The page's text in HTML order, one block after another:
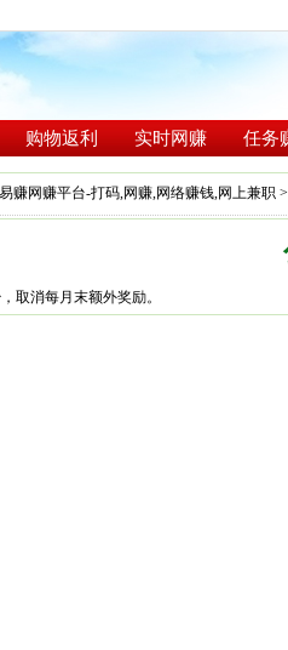
购物返利 实时网赚 任务
易赚网赚平台-打码,网赚,网络赚钱,网上兼职 >
取消每月末额外奖励。